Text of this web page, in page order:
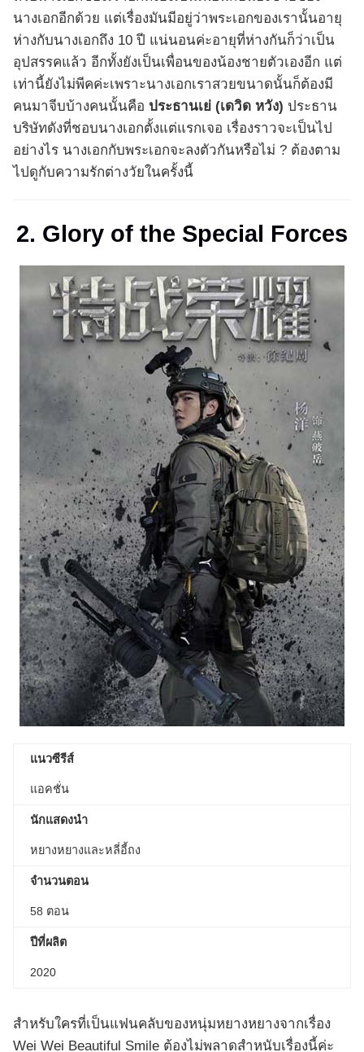
นางเอกอีกด้วย แต่เรื่องมันมีอยู่ว่าพระเอกของเรานั้นอายุ
ห่างกับนางเอกถึง 10 ปี แน่นอนค่ะอายุที่ห่างกันก็ว่าเป็น
อุปสรรคแล้ว อีกทั้งยังเป็นเพื่อนของน้องชายตัวเองอีก แต่
เท่านี้ยังไม่พีคค่ะเพราะนางเอกเราสวยขนาดนั้นก็ต้องมี
คนมาจีบบ้างคนนั้นคือ ประธานเย่ (เดวิด หวัง) ประธาน
บริษัทดังที่ชอบนางเอกตั้งแต่แรกเจอ เรื่องราวจะเป็นไป
อย่างไร นางเอกกับพระเอกจะลงตัวกันหรือไม่ ? ต้องตาม
ไปดูกับความรักต่างวัยในครั้งนี้
2. Glory of the Special Forces
แนวซีรีส์
แอคชั่น
นักแสดงนำ
หยางหยางและหลี่อี้ถง
จำนวนตอน
58 ตอน
ปีที่ผลิต
2020
สำหรับใครที่เป็นแฟนคลับของหนุ่มหยางหยางจากเรื่อง
Wei Wei Beautiful Smile ต้องไม่พลาดสำหนับเรื่องนี้ค่ะ